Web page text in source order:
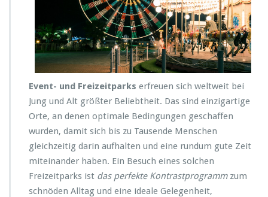
r
E
v
e
n
t
u
n
d
F
e
z
Event- und Freizeitparks erfreuen sich weltweit bei
Jung und Alt größter Beliebtheit. Das sind einzigartige
Orte, an denen optimale Bedingungen geschaffen
wurden, damit sich bis zu Tausende Menschen
gleichzeitig darin aufhalten und eine rundum gute Zeit
miteinander haben. Ein Besuch eines solchen
Freizeitparks ist das perfekte Kontrastprogrammzum
schnöden Alltag und eine ideale Gelegenheit,